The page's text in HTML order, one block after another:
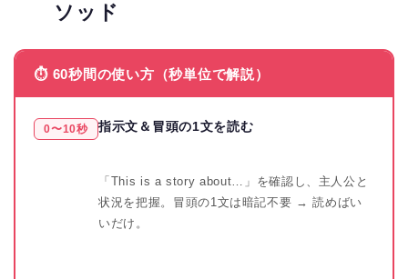
ソッド
⏱ 60秒間の使い方（秒単位で解説）
0〜10秒 指示文＆冒頭の1文を読む
「This is a story about…」を確認し、主人公と
状況を把握。冒頭の1文は暗記不要 → 読めばい
いだけ。